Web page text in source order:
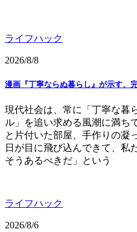
ライフハック
2026/8/8
漫画『丁寧ならぬ暮らし』が示す、
現代社会は、常に「丁寧な暮
ル」を追い求める風潮に満ち
と片付いた部屋、手作りの凝
日が目に飛び込んできて、私
そうあるべきだ」という
ライフハック
2026/8/6